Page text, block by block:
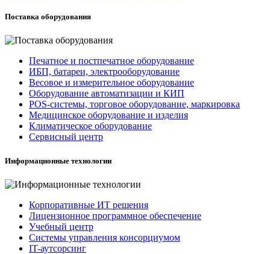
Поставка оборудования
Печатное и постпечатное оборудование
ИБП, батареи, электрооборудование
Весовое и измерительное оборудование
Оборудование автоматизации и КИП
POS-системы, торговое оборудование, маркировка
Медицинское оборудование и изделия
Климатическое оборудование
Сервисный центр
Информационные технологии
Корпоративные ИТ решения
Лицензионное программное обеспечение
Учебный центр
Системы управления консорциумом
IT-аутсорсинг